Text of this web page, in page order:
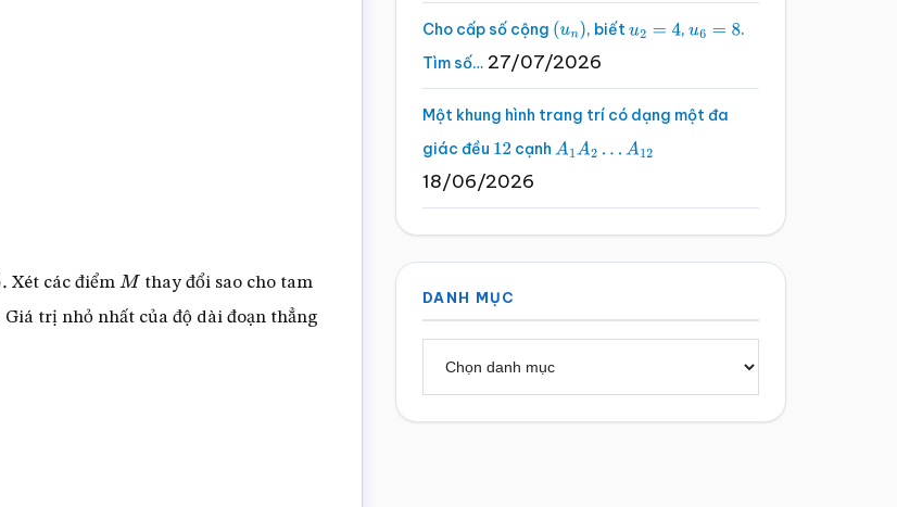
Xét các điểm M thay đổi sao cho tam
Giá trị nhỏ nhất của độ dài đoạn thẳng
Cho cấp số cộng (un), biếtu2 =4 , u6 =8
.
Tìm số… 27/07/2026
Một khung hình trang trí có dạng một đa
giác đều 12 cạnh A1A2…A 12
18/06/2026
DANH MỤC